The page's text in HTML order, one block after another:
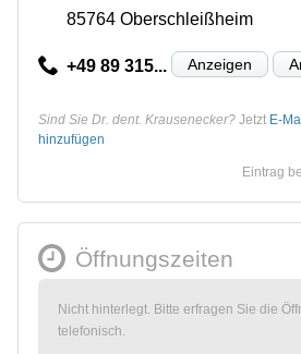
85764 Oberschleißheim
+49 89 315... Anzeigen
Sind Sie Dr. dent. Krausenecker? Jetzt E-
hinzufügen
Eintrag
Öffnungszeiten
Nicht hinterlegt. Bitte erfragen Sie die
telefonisch.